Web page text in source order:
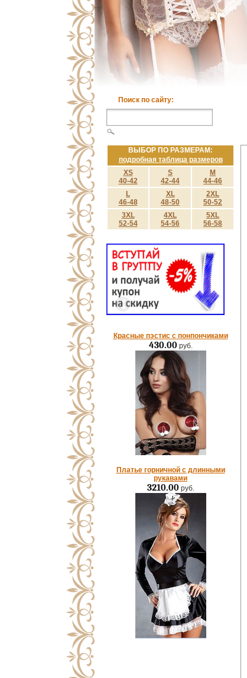
Поиск по сайту:
ВЫБОР ПО РАЗМЕРАМ:
подробная таблица размеров
XS
40-42
S
42-44
M
44-46
L
46-48
XL
48-50
2XL
50-52
3XL
52-54
4XL
54-56
5XL
56-58
Красные пэстис с понпончиками
430.00руб.
Платье горничной с длинными
рукавами
3210.00руб.